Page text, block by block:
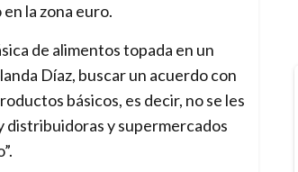
la zona euro.
de alimentos topada en un
Díaz, buscar un acuerdo con
básicos, es decir, no se les
distribuidoras y supermercados